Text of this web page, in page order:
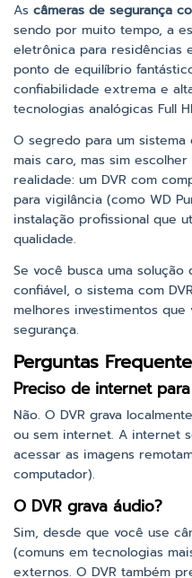
As câmeras de segurança
sendo por muito tempo, a
eletrônica para residências
ponto de equilíbrio
confiabilidade extrema e
tecnologias analógicas Full
O segredo para um
mais caro, mas sim
realidade: um DVR com
para vigilância (como WD
instalação profissional que
qualidade.
Se você busca uma
confiável, o sistema com
melhores investimentos
segurança.
Perguntas
Preciso de internet
Não. O DVR grava
ou sem internet. A internet
acessar as imagens
computador).
O DVR grava áudio?
Sim, desde que você use
(comuns em tecnologias
externos. O DVR também